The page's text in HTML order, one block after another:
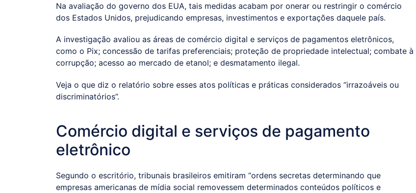
Na avaliação do governo dos EUA, tais medidas acabam por onerar ou restringir o comércio
dos Estados Unidos, prejudicando empresas, investimentos e exportações daquele país.
A investigação avaliou as áreas de comércio digital e serviços de pagamentos eletrônicos,
como o Pix; concessão de tarifas preferenciais; proteção de propriedade intelectual; combate à
corrupção; acesso ao mercado de etanol; e desmatamento ilegal.
Veja o que diz o relatório sobre esses atos políticas e práticas considerados “irrazoáveis ou
discriminatórios”.
Comércio digital e serviços de pagamento
eletrônico
Segundo o escritório, tribunais brasileiros emitiram “ordens secretas determinando que
empresas americanas de mídia social removessem determinados conteúdos políticos e